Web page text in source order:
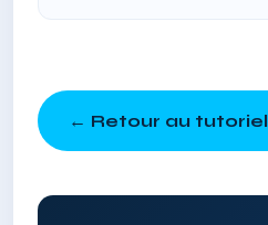
← Retour au tutoriel